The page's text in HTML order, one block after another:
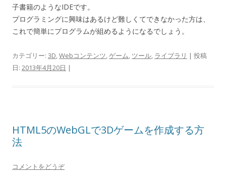
子書籍のようなIDEです。
プログラミングに興味はあるけど難しくてできなかった方は、
これで簡単にプログラムが組めるようになるでしょう。
カテゴリー: 3D,Webコンテンツ,ゲーム, ツール, ライブラリ | 投稿
日: 2013年4月20日 |
HTML5のWebGLで3Dゲームを作成する方
法
コメントをどうぞ